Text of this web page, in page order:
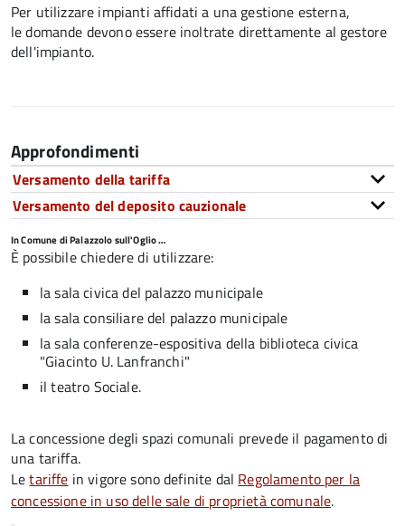
Per utilizzare impianti affidati a una gestione esterna,
le domande devono essere inoltrate direttamente al gestore
dell'impianto.
Approfondimenti
Versamento della tariffa
Versamento del deposito cauzionale
In Comune di Palazzolo sull'Oglio …
È possibile chiedere di utilizzare:
la sala civica del palazzo municipale
la sala consiliare del palazzo municipale
la sala conferenze-espositiva della biblioteca civica
"Giacinto U. Lanfranchi"
il teatro Sociale.
La concessione degli spazi comunali prevede il pagamento di
una tariffa.
Letariffe in vigore sono definite dal Regolamento per la
concessione in uso delle sale di proprietà comunale.